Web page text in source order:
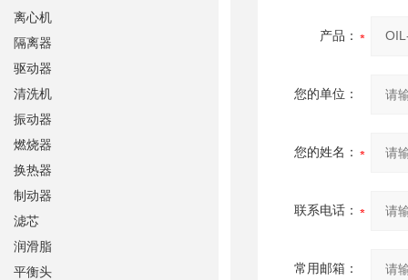
产品：
您的单位：
您的姓名：
联系电话：
常用邮箱：
离心机
隔离器
驱动器
清洗机
振动器
燃烧器
换热器
制动器
滤芯
润滑脂
平衡头